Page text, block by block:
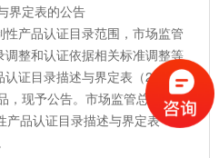
界定表的公告
产品认证目录范围，市场监管
整和认证依据相关标准调整等
证目录描述与界定表（2023年
，现予公告。市场监管总局2020
产品认证目录描述与界定表